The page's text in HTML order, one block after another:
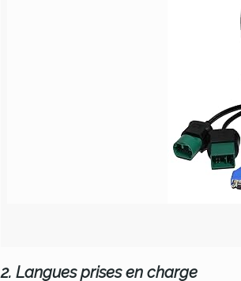
2. Langues prises en charge